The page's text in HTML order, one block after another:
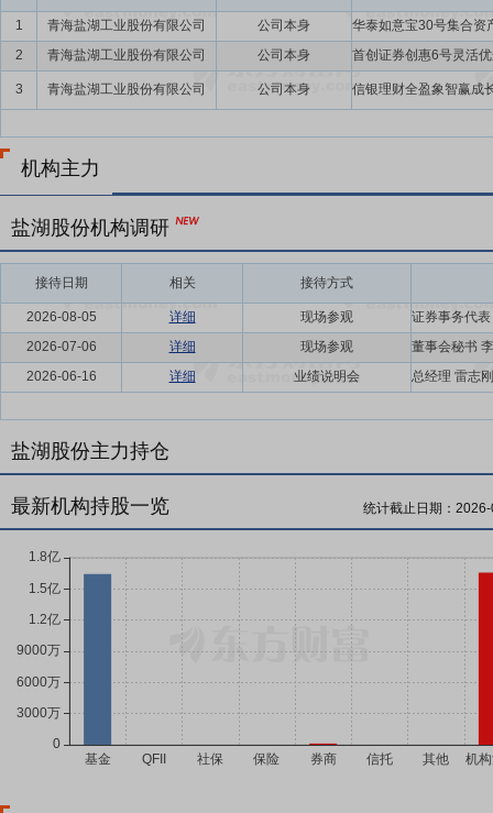
1 青海盐湖工业股份有限公司
公司本身
2
青海盐湖工业股份有限公司 公司本身
3 青海盐湖工业股份有限公司 公司本身
机构主力
盐湖股份机构调研
接待日期 相关 接待方式
2026-08-05 详细
现场参观
2026-07-06
详细
现场参观
2026-06-16
详细 业绩说明会
盐湖股份主力持仓
最新机构持股一览 统计截止日期：